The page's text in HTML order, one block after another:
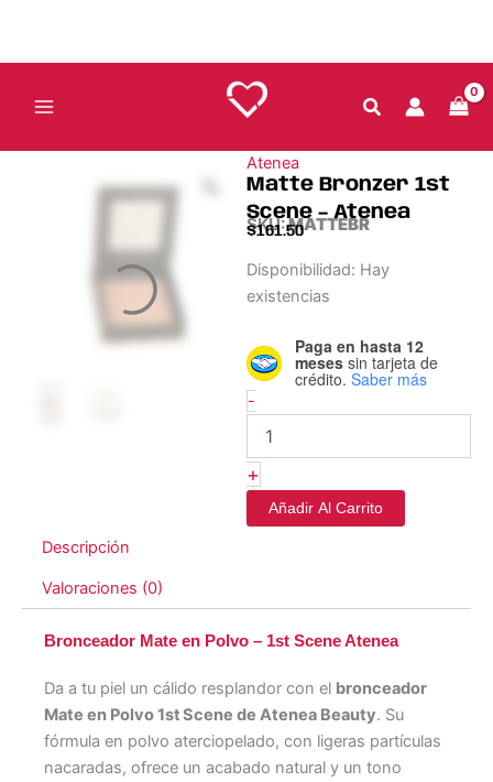
contenido
Atenea
Matte Bronzer 1st
Scene – Atenea
SKU:MATTEBR
$161.50
Disponibilidad: Hay
existencias
Paga en hasta 12
meses sin tarjeta de
crédito. Saber más
-
Matte
Bronzer
-
Atenea
+
Añadir Al Carrito
Descripción
Valoraciones (0)
Bronceador Mate en Polvo – 1st Scene Atenea
Da a tu piel un cálido resplandor con el bronceador
Mate en Polvo 1st Scene de Atenea Beauty. Su
fórmula en polvo aterciopelado, con ligeras partículas
nacaradas, ofrece un acabado natural y un tono